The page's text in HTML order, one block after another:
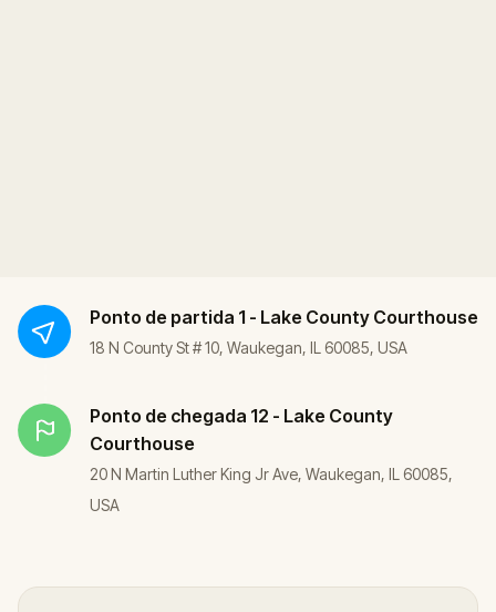
Ponto de partida 1 - Lake County Courthouse
18 N County St # 10, Waukegan, IL 60085, USA
Ponto de chegada 12 - Lake County
Courthouse
20 N Martin Luther King Jr Ave, Waukegan, IL 60085,
USA